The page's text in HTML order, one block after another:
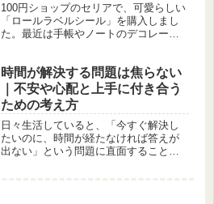
100円ショップのセリアで、可愛らしい
「ロールラベルシール」を購入しまし
た。最近は手帳やノートのデコレーシ
たくさん販売されています。今回見つ
けたロールラベルシールも、見た目...
時間が解決する問題は焦らない
｜不安や心配と上手に付き合う
ための考え方
日々生活していると、「今すぐ解決し
たいのに、時間が経たなければ答えが
出ない」という問題に直面することが